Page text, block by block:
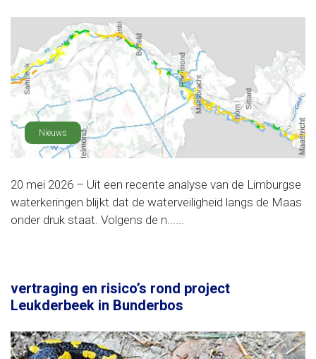
Nieuws
20 mei 2026 – Uit een recente analyse van de Limburgse
waterkeringen blijkt dat de waterveiligheid langs de Maas
onder druk staat. Volgens de n......
vertraging en risico’s rond project
Leukderbeek in Bunderbos